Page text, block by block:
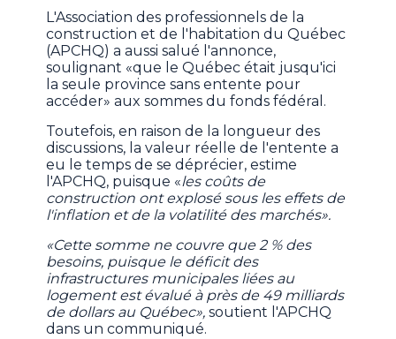
L'Association des professionnels de la
construction et de l'habitation du Québec
(APCHQ) a aussi salué l'annonce,
soulignant «que le Québec était jusqu'ici
la seule province sans entente pour
accéder» aux sommes du fonds fédéral.
Toutefois, en raison de la longueur des
discussions, la valeur réelle de l'entente a
eu le temps de se déprécier, estime
l'APCHQ, puisque «les coûts de
construction ont explosé sous les effets de
l'inflation et de la volatilité des marchés».
«Cette somme ne couvre que 2 % des
besoins, puisque le déficit des
infrastructures municipales liées au
logement est évalué à près de 49 milliards
de dollars au Québec»,soutient l'APCHQ
dans un communiqué.